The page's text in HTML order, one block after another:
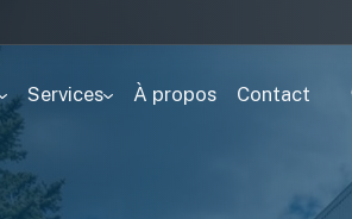
Services À propos Contact